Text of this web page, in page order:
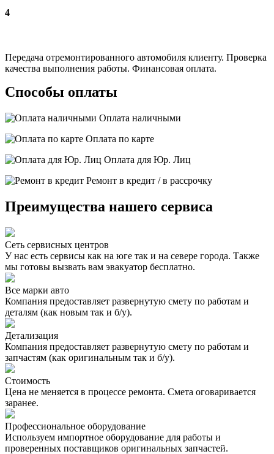
4
Передача отремонтированного автомобиля клиенту. Проверка
качества выполнения работы. Финансовая оплата.
Способы оплаты
Оплата наличными
Оплата по карте
Оплата для Юр. Лиц
Ремонт в кредит / в рассрочку
Преимущества нашего сервиса
Сеть сервисных центров
У нас есть сервисы как на юге так и на севере города. Также
мы готовы вызвать вам эвакуатор бесплатно.
Все марки авто
Компания предоставляет развернутую смету по работам и
деталям (как новым так и б/у).
Детализация
Компания предоставляет развернутую смету по работам и
запчастям (как оригинальным так и б/у).
Стоимость
Цена не меняется в процессе ремонта. Смета оговаривается
заранее.
Профессиональное оборудование
Используем импортное оборудование для работы и
проверенных поставщиков оригинальных запчастей.